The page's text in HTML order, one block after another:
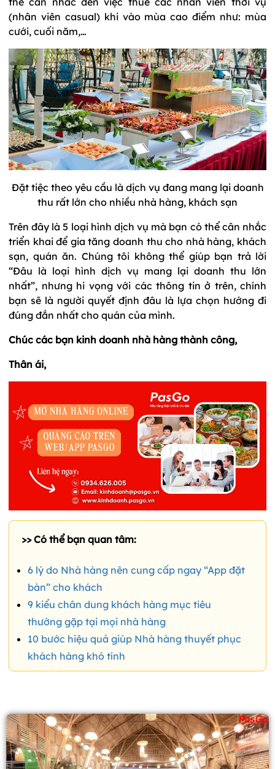
(nhân viên casual) khi vào mùa cao điểm như: mùa
cưới, cuối năm,…
Đặt tiệc theo yêu cầu là dịch vụ đang mang lại doanh
thu rất lớn cho nhiều nhà hàng, khách sạn
Trên đây là 5 loại hình dịch vụ mà bạn có thể cân nhắc
triển khai để gia tăng doanh thu cho nhà hàng, khách
sạn, quán ăn. Chúng tôi không thể giúp bạn trả lời
“Đâu là loại hình dịch vụ mang lại doanh thu lớn
nhất”, nhưng hi vọng với các thông tin ở trên, chính
bạn sẽ là người quyết định đâu là lựa chọn hướng đi
đúng đắn nhất cho quán của mình.
Chúc các bạn kinh doanh nhà hàng thành công,
Thân ái,
>> Có thể bạn quan tâm:
6 lý do Nhà hàng nên cung cấp ngay “App đặt
bàn” cho khách
9 kiểu chân dung khách hàng mục tiêu
thường gặp tại mọi nhà hàng
10 bước hiệu quả giúp Nhà hàng thuyết phục
khách hàng khó tính